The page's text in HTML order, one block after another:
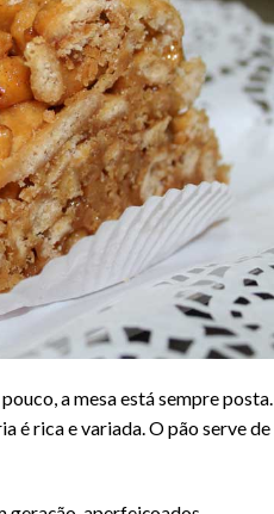
a mesa está sempre posta.
é rica e variada. O pão serve de